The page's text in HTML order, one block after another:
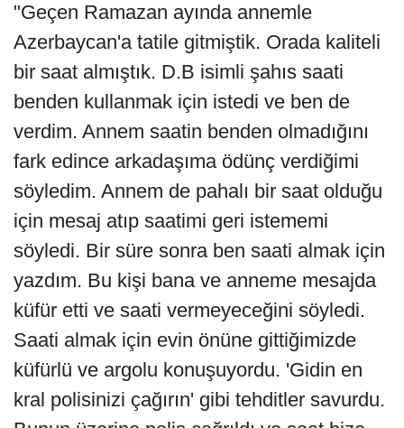
"Geçen Ramazan ayında annemle
Azerbaycan'a tatile gitmiştik. Orada kaliteli
bir saat almıştık. D.B isimli şahıs saati
benden kullanmak için istedi ve ben de
verdim. Annem saatin benden olmadığını
fark edince arkadaşıma ödünç verdiğimi
söyledim. Annem de pahalı bir saat olduğu
için mesaj atıp saatimi geri istememi
söyledi. Bir süre sonra ben saati almak için
yazdım. Bu kişi bana ve anneme mesajda
küfür etti ve saati vermeyeceğini söyledi.
Saati almak için evin önüne gittiğimizde
küfürlü ve argolu konuşuyordu. 'Gidin en
kral polisinizi çağırın' gibi tehditler savurdu.